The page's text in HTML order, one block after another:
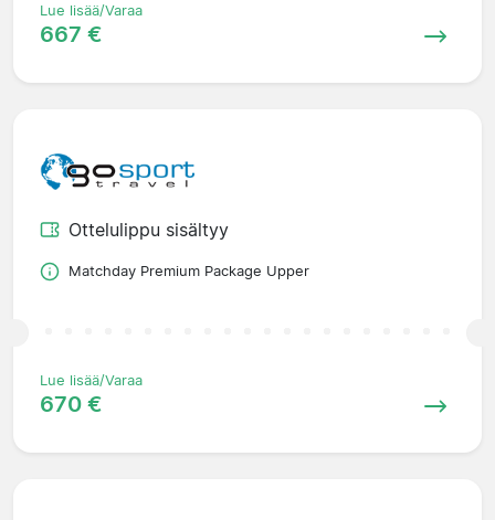
Lue lisää/Varaa
667 €
Ottelulippu sisältyy
Matchday Premium Package Upper
Lue lisää/Varaa
670 €